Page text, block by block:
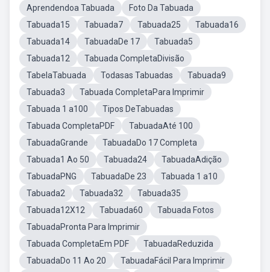
Aprendendoa Tabuada
Foto Da Tabuada
Tabuada15
Tabuada7 Tabuada25
Tabuada16
Tabuada14
TabuadaDe 17
Tabuada5
Tabuada12
Tabuada CompletaDivisão
TabelaTabuada
Todasas Tabuadas
Tabuada9
Tabuada3
Tabuada CompletaPara Imprimir
Tabuada 1 a100
Tipos DeTabuadas
Tabuada CompletaPDF
TabuadaAté 100
TabuadaGrande
TabuadaDo 17 Completa
Tabuada1 Ao 50
Tabuada24
TabuadaAdição
TabuadaPNG
TabuadaDe 23
Tabuada 1 a10
Tabuada2
Tabuada32
Tabuada35
Tabuada12X12
Tabuada60
Tabuada Fotos
TabuadaPronta Para Imprimir
Tabuada CompletaEm PDF
TabuadaReduzida
TabuadaDo 11 Ao 20
TabuadaFácil Para Imprimir